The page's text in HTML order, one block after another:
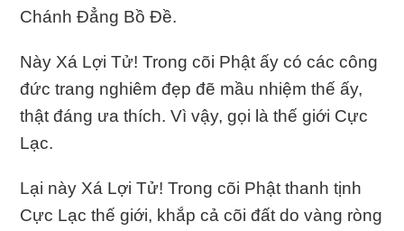
Chánh Ðẳng Bồ Ðề.
Này Xá Lợi Tử! Trong cõi Phật ấy có các công
đức trang nghiêm đẹp đẽ mầu nhiệm thế ấy,
thật đáng ưa thích. Vì vậy, gọi là thế giới Cực
Lạc.
Lại này Xá Lợi Tử! Trong cõi Phật thanh tịnh
Cực Lạc thế giới, khắp cả cõi đất do vàng ròng